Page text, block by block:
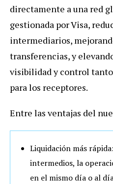
directamente a una red
gestionada por Visa,
intermediarios,
transferencias, y
visibilidad y control
para los receptores.
Entre las ventajas del
Liquidación más rápida
intermedios, la
en el mismo día o al